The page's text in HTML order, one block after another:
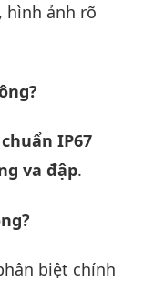
, hình ảnh rõ
chuẩn IP67
va đập.
biệt chính